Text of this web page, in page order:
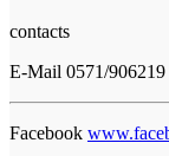
contacts
E-Mail 0571/906219
Facebook